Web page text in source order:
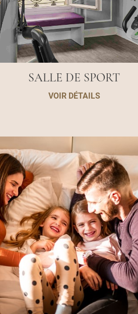
SALLE DE SPORT
VOIR DÉTAILS